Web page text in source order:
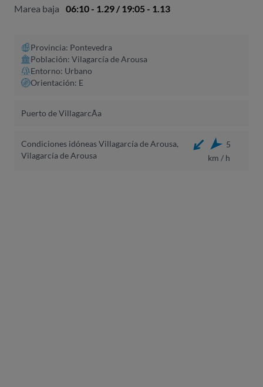
Marea baja 06:10 - 1.29 / 19:05 - 1.13
Provincia: Pontevedra
Población: Vilagarcía de Arousa
Entorno: Urbano
Orientación: E
Puerto de VillagarcÃ­a
Condiciones idóneas Villagarcía de Arousa,
Vilagarcía de Arousa
5
km / h